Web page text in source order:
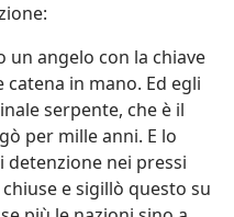
un angelo con la chiave
catena in mano. Ed egli
serpente, che è il
per mille anni. E lo
detenzione nei pressi
e sigillò questo su